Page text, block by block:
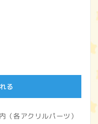
る
各アクリルパーツ）